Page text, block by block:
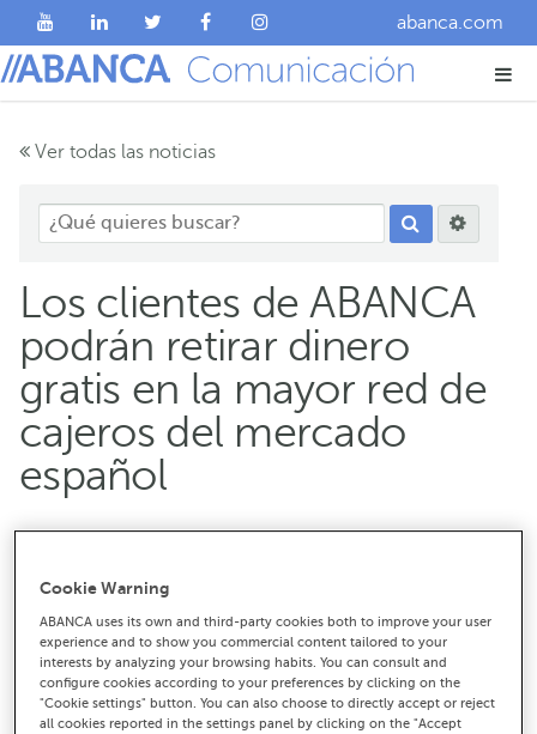
abanca.com
Ver todas las noticias
Los clientes de ABANCA
podrán retirar dinero
gratis en la mayor red de
cajeros del mercado
español
La alianza reúne un total de 17.808 cajeros, 1 de cada 3
cajeros de toda España
Cookie Warning
ABANCA uses its own and third-party cookies both to improve your user
experience and to show you commercial content tailored to your
interests by analyzing your browsing habits. You can consult and
configure cookies according to your preferences by clicking on the
"Cookie settings" button. You can also choose to directly accept or reject
all cookies reported in the settings panel by clicking on the "Accept